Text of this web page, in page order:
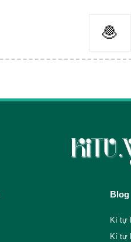
🧆
Blog
Kí tự
Kí tự